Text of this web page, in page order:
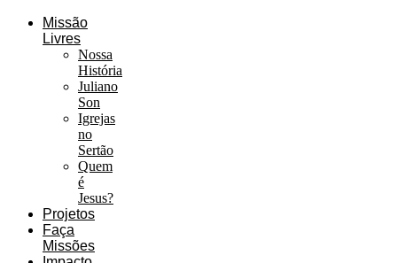
Missão
Livres
Nossa
História
Juliano
Son
Igrejas
no
Sertão
Quem
é
Jesus?
Projetos
Faça
Missões